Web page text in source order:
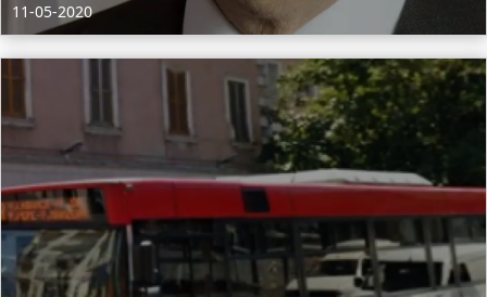
11-05-2020